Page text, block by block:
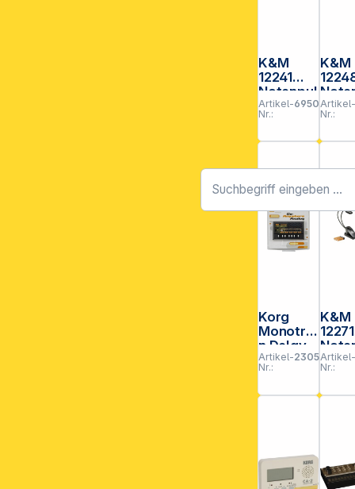
K&M
12241
Notenpul
tleuchte
LED
FlexLight
Artikel-
Nr.:
695039
K&M
Light
Artikel-
Nr.:
Korg
Monotro
n Delay
Artikel-
Nr.:
230535
K&M
12271
Twin
Artikel-
Nr.: